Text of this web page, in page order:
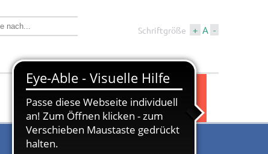
Schriftgröße + A -
Wirtschaft &
Bauen
Tourismus &
Kultur